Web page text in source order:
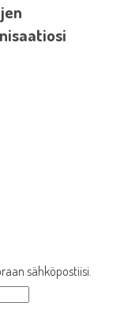
sähköpostiisi.